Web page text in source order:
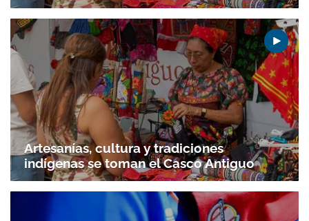
Artesanías, cultura y tradiciones
indígenas se toman el Casco Antiguo